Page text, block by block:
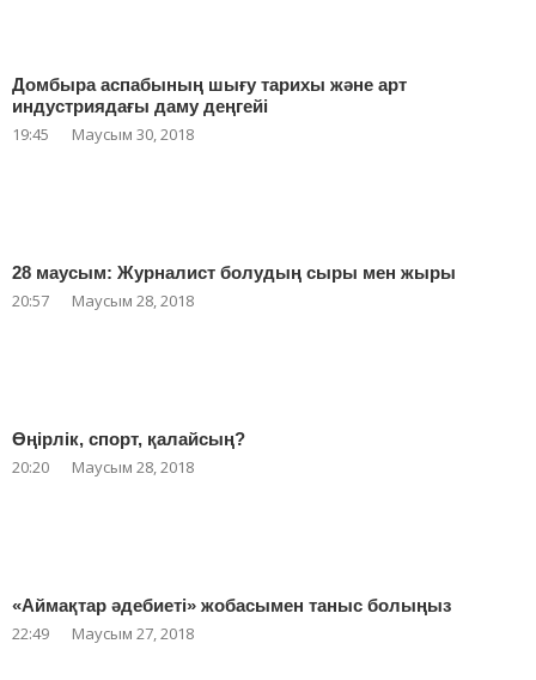
Домбыра аспабының шығу тарихы және арт
индустриядағы даму деңгейі
19:45 Маусым 30, 2018
28 маусым: Журналист болудың сыры мен жыры
20:57 Маусым 28, 2018
Өңірлік, спорт, қалайсың?
20:20 Маусым 28, 2018
«Аймақтар әдебиеті» жобасымен таныс болыңыз
22:49 Маусым 27, 2018